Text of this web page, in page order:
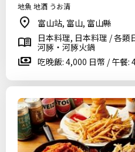
地魚 地酒 うお清
富山站, 富山, 富山縣
日本料理, 日本料理 / 各
河䐁・河䐁火鍋
吃晚飯: 4,000 日幣 / 午餐: